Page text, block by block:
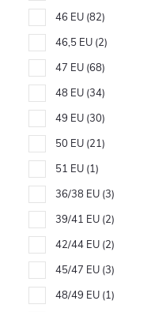
46 EU 82
46,5 EU 2
47 EU 68
48 EU 34
49 EU 30
50 EU 21
51 EU 1
36/38 EU 3
39/41 EU 2
42/44 EU 2
45/47 EU 3
48/49 EU 1